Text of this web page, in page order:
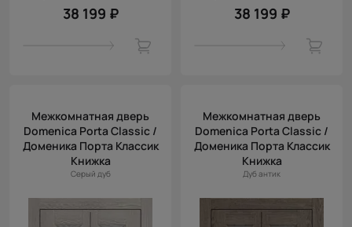
38 199 ₽ 38 199 ₽
Межкомнатная дверь
Domenica Porta Classic /
Доменика Порта Классик
Книжка
Серый дуб
Межкомнатная дверь
Domenica Porta Classic /
Доменика Порта Классик
Книжка
Дуб антик